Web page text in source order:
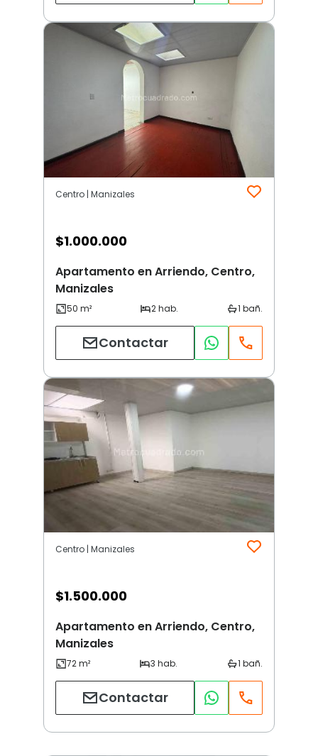
Centro | Manizales
$1.000.000
Apartamento en Arriendo, Centro,
Manizales
Contactar
Centro | Manizales
$1.500.000
Apartamento en Arriendo, Centro,
Manizales
Contactar